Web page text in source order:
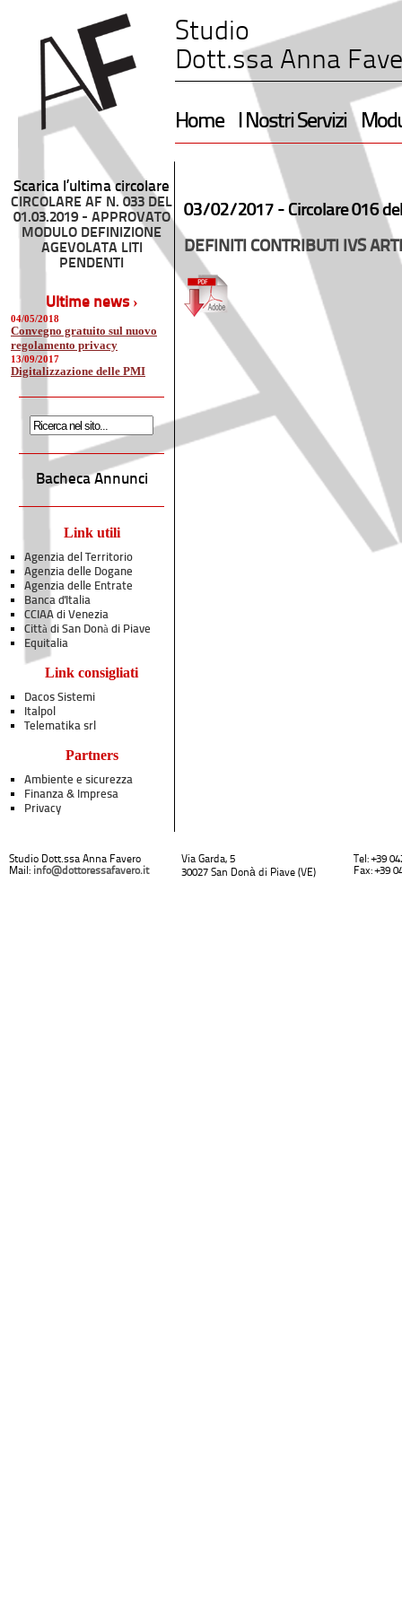
Studio
Dott.ssa Anna
Home I Nostri Servizi
Scarica l’ultima circolare
CIRCOLARE AF N. 033 DEL
01.03.2019 - APPROVATO
MODULO DEFINIZIONE
AGEVOLATA LITI
PENDENTI
Ultime news ›
04/05/2018
Convegno gratuito sul nuovo
regolamento privacy
13/09/2017
Digitalizzazione delle PMI
Bacheca Annunci
Link utili
Agenzia del Territorio
Agenzia delle Dogane
Agenzia delle Entrate
Banca d'Italia
CCIAA di Venezia
Città di San Donà di Piave
Equitalia
Link consigliati
Dacos Sistemi
Italpol
Telematika srl
Partners
Ambiente e sicurezza
Finanza & Impresa
Privacy
03/02/2017 - Circolare 016
DEFINITI CONTRIBUTI IVS
Studio Dott.ssa Anna Favero
Mail: info@dottoressafavero.it
Via Garda, 5
30027 San Donà di Piave (VE)
Tel: +39
Fax: +39